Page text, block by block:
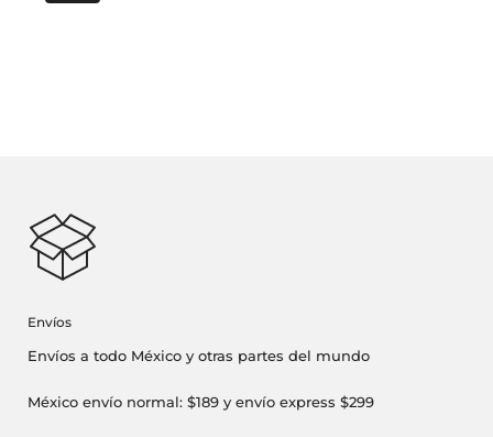
Envíos
Envíos a todo México y otras partes del mundo
México envío normal: $189 y envío express $299